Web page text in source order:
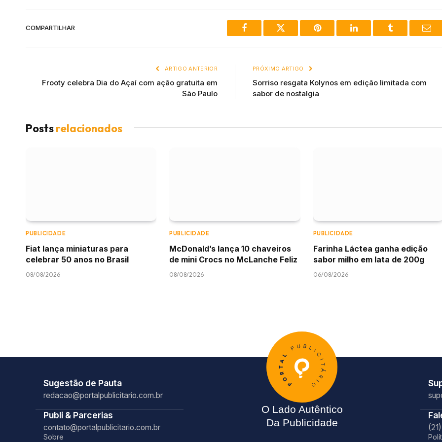
COMPARTILHAR
Facebook Twitter Pinterest LinkedIn Tumblr
ARTIGO ANTERIOR
Frooty celebra Dia do Açaí com ação gratuita em
São Paulo
PRÓXIMO ARTIGO
Sorriso resgata Kolynos em edição limitada com
sabor de nostalgia
Postsrelacionados
PUBLICIDADE
Fiat lança miniaturas para
celebrar 50 anos no Brasil
08/08/2026
PUBLICIDADE
McDonald’s lança 10 chaveiros
de mini Crocs no McLanche Feliz
08/08/2026
PUBLICIDADE
Farinha Láctea ganha edição
sabor milho em lata de 200g
06/08/2026
Sugestão de Pauta
redacao@portalpublicitario.com.br
Publi & Parcerias
contato@portalpublicitario.com.br
Sobre
O Lado Autêntico
Da Publicidade